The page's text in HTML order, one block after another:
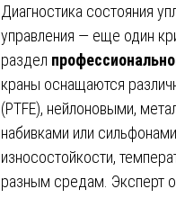
Диагностика состояния
управления — еще один
раздел
краны оснащаются
(PTFE), нейлоновыми,
набивками или
износостойкости,
разным средам. Эксперт